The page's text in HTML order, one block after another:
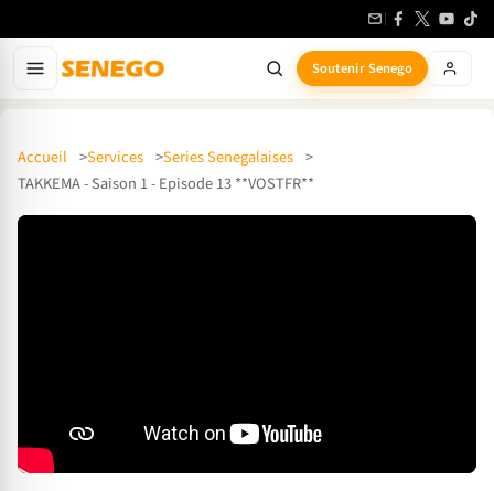
Soutenir Senego
Accueil Services
Series Senegalaises
TAKKEMA - Saison 1 - Episode 13 **VOSTFR**